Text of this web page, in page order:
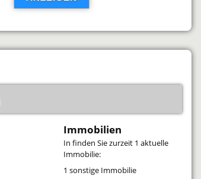
Immobilien
In finden Sie zurzeit 1 aktuelle
Immobilie:
1 sonstige Immobilie